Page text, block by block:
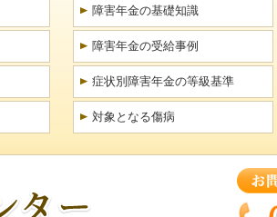
障害年金の基礎知識
障害年金の受給事例
症状別障害年金の等級基準
対象となる傷病